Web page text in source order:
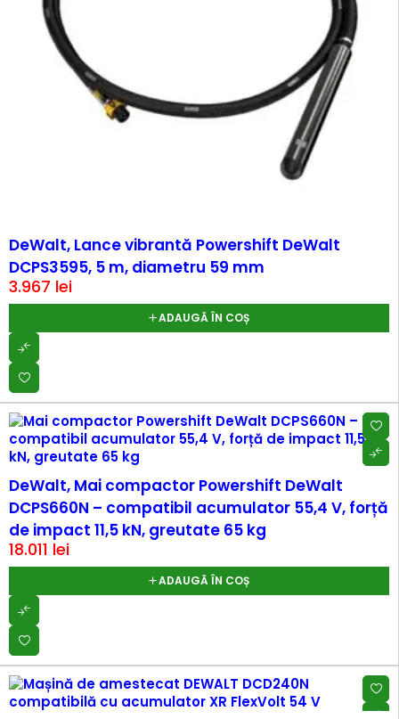
DeWalt, Lance vibrantă Powershift DeWalt
DCPS3595, 5 m, diametru 59 mm
3.967 lei
ADAUGĂ ÎN COȘ
DeWalt, Mai compactor Powershift DeWalt
DCPS660N – compatibil acumulator 55,4 V, forță
de impact 11,5 kN, greutate 65 kg
18.011 lei
ADAUGĂ ÎN COȘ